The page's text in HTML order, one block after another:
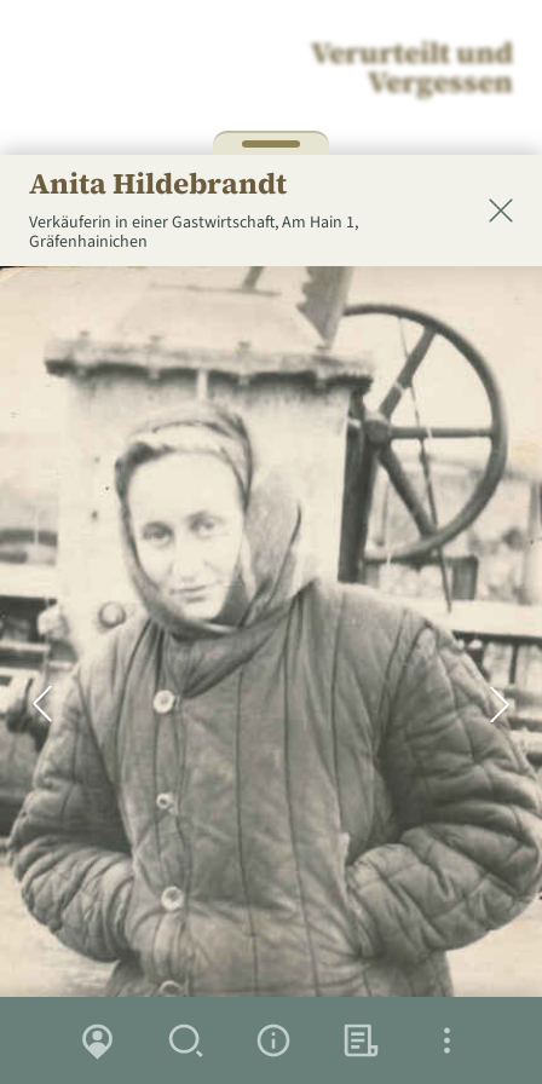
Zoom in
Zoom out
Verurteilt und
Vergessen
Karte Suche Über das ProjektHintergrund
Anita Hildebrandt
Verkäuferin in einer Gastwirtschaft,Am Hain 1,
Gräfenhainichen